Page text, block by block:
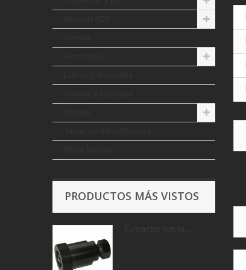
PRODUCTOS MÁS VISTOS